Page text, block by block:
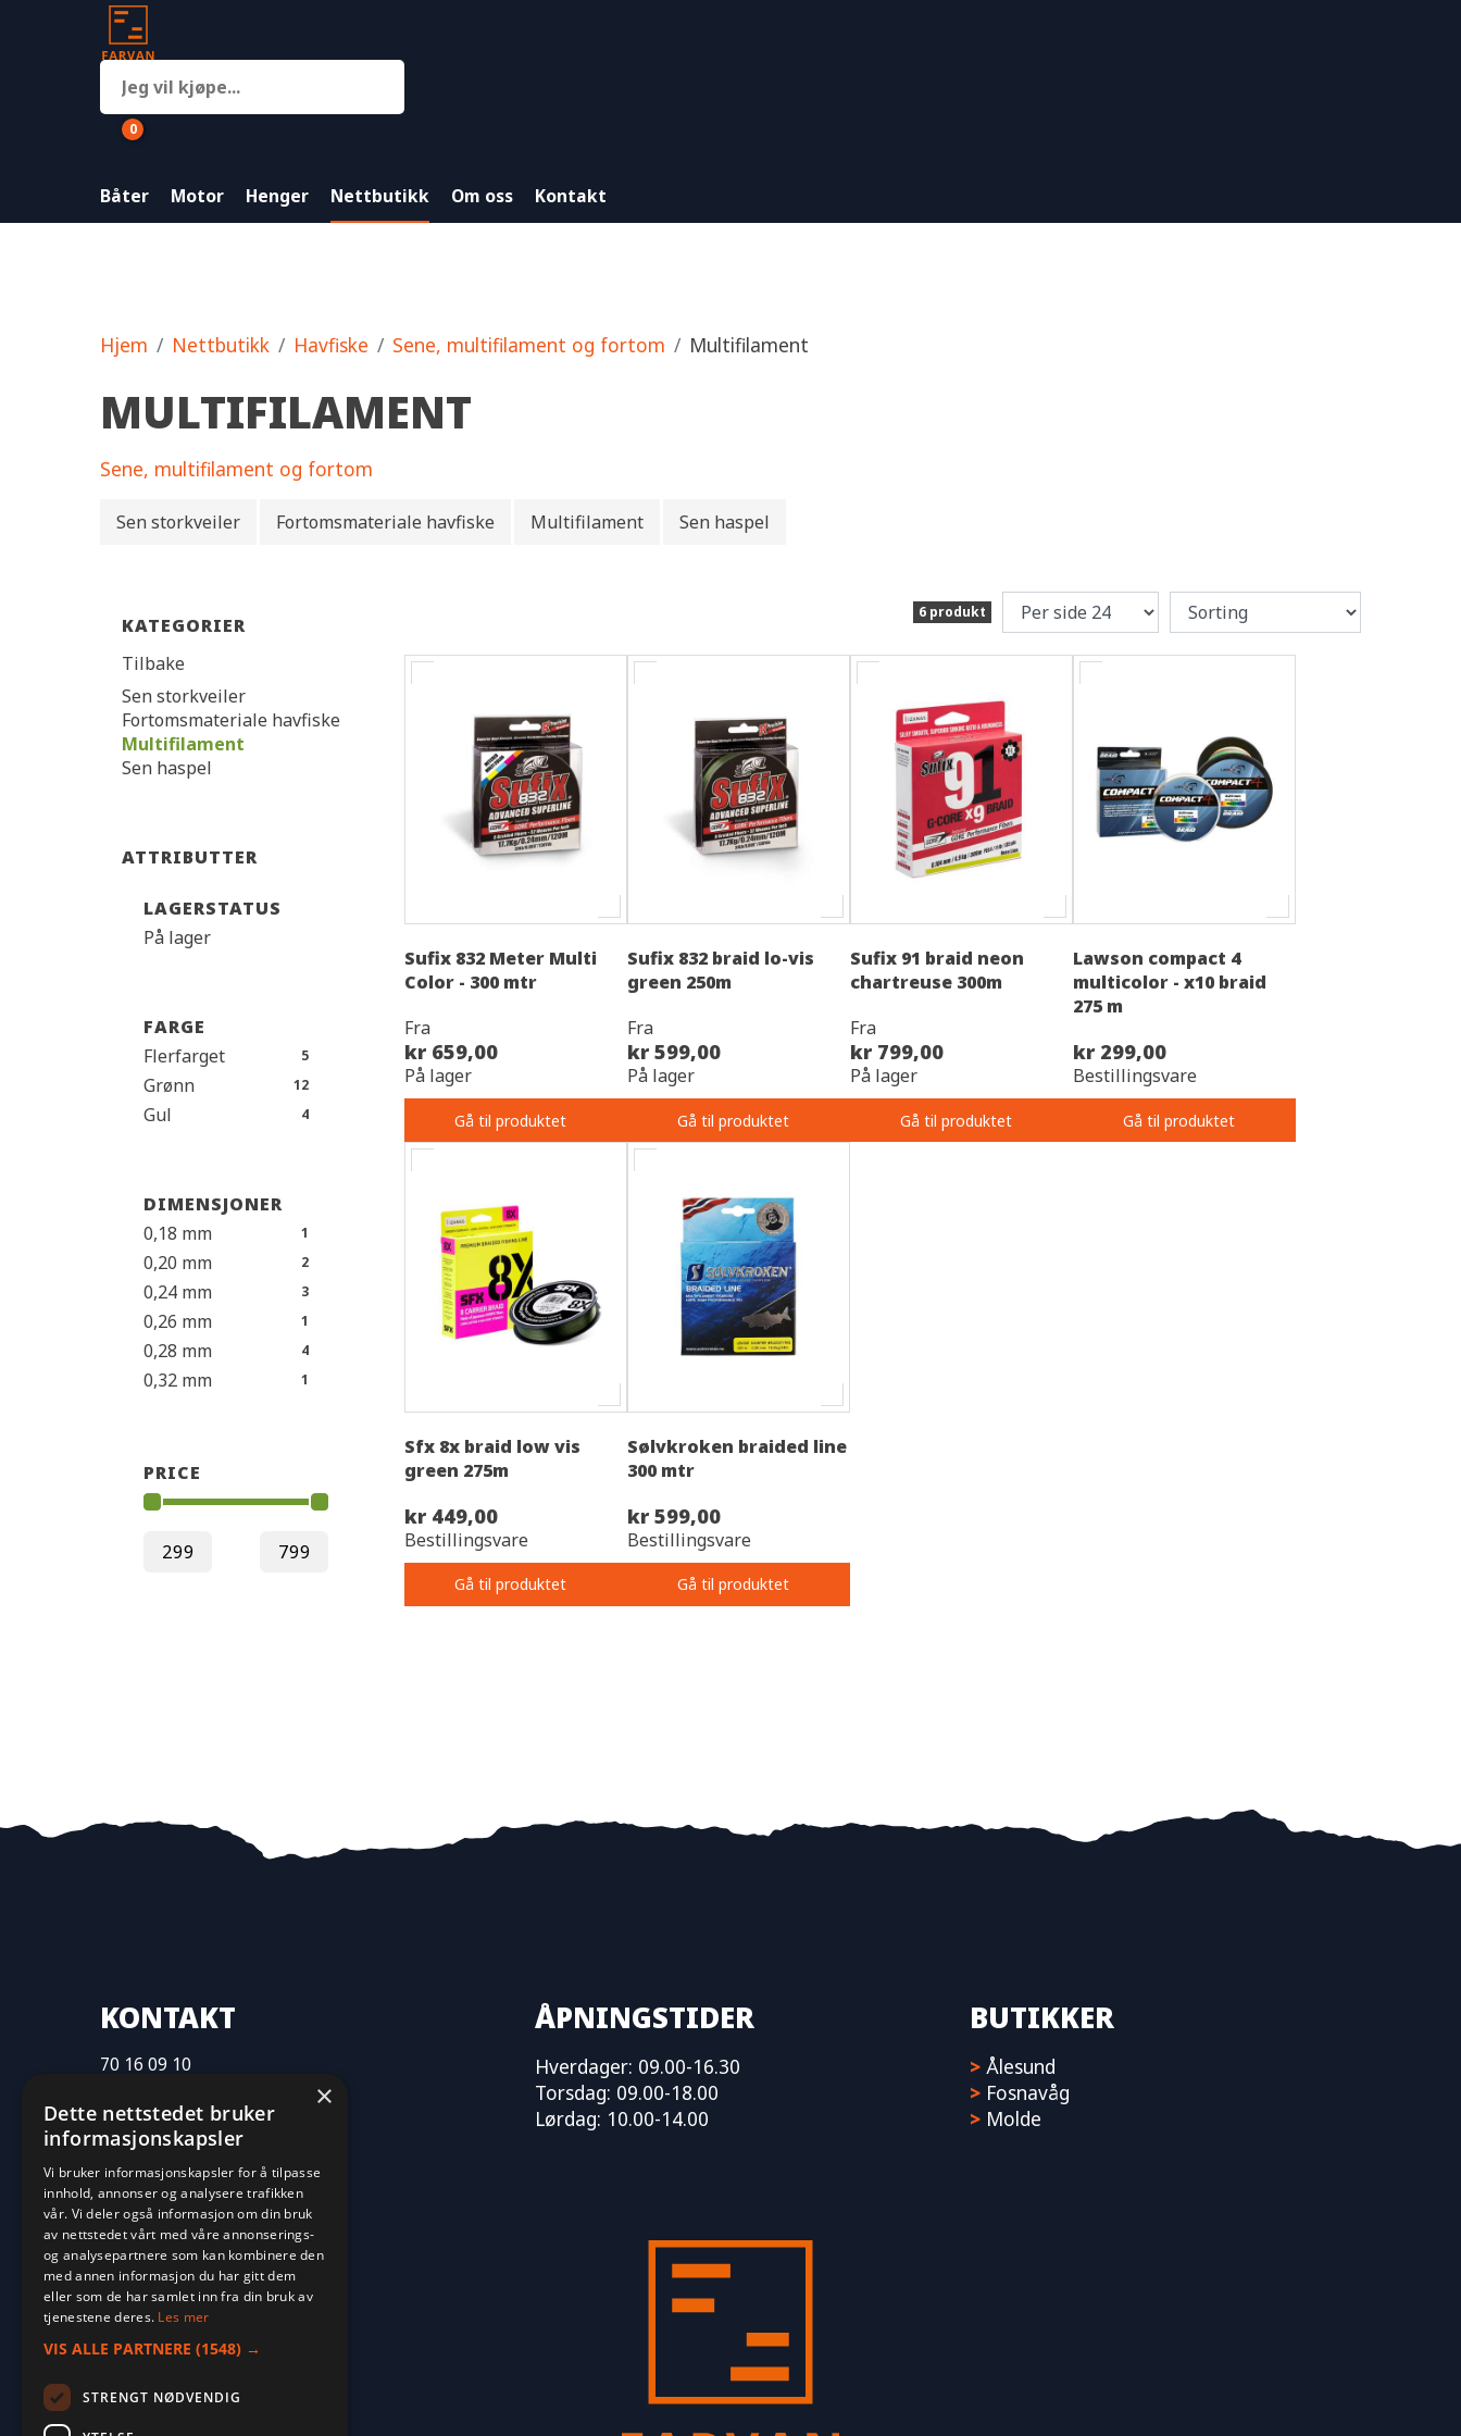
0
Båter Motor Henger Nettbutikk Om oss Kontakt
Hjem Nettbutikk Havfiske Sene, multifilament og fortom Multifilament
MULTIFILAMENT
Sene, multifilament og fortom
Sen storkveiler Fortomsmateriale havfiske Multifilament Sen haspel
KATEGORIER
Tilbake
Sen storkveiler
Fortomsmateriale havfiske
Multifilament
Sen haspel
ATTRIBUTTER
LAGERSTATUS
På lager
FARGE
Flerfarget
5
Grønn 12
Gul 4
DIMENSJONER
0,18 mm
1
0,20 mm 2
0,24 mm 3
0,26 mm 1
0,28 mm 4
0,32 mm 1
0,40 mm
0,42 mm 1
PRICE
6 produkt
Sufix 832 Meter Multi
Color - 300 mtr
Fra
kr 659,00
På lager
Gå til produktet
Sufix 832 braid lo-vis
green 250m
Fra
kr 599,00
På lager
Gå til produktet
Sufix 91 braid neon
chartreuse 300m
Fra
kr 799,00
På lager
Gå til produktet
Lawson compact 4
multicolor - x10 braid
275 m
kr 299,00
Bestillingsvare
Gå til produktet
Sfx 8x braid low vis
green 275m
kr 449,00
Bestillingsvare
Gå til produktet
Sølvkroken braided line
300 mtr
kr 599,00
Bestillingsvare
Gå til produktet
KONTAKT
70 16 09 10
fritid@farvan.no
ÅPNINGSTIDER
Hverdager: 09.00-16.30
Torsdag: 09.00-18.00
Lørdag: 10.00-14.00
BUTIKKER
> Ålesund
> Fosnavåg
> Molde
×
Dette nettstedet bruker
informasjonskapsler
Vi bruker informasjonskapsler for å tilpasse
innhold, annonser og analysere trafikken
vår. Vi deler også informasjon om din bruk
av nettstedet vårt med våre annonserings-
og analysepartnere som kan kombinere den
med annen informasjon du har gitt dem
eller som de har samlet inn fra din bruk av
tjenestene deres. Les mer
VIS ALLE PARTNERE (1548) →
STRENGT NØDVENDIG